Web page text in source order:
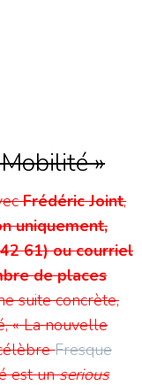
»
Frédéric Joint,
uniquement,
61) ou courriel
de places
suite concrète,
« La nouvelle
Fresque
est unserious